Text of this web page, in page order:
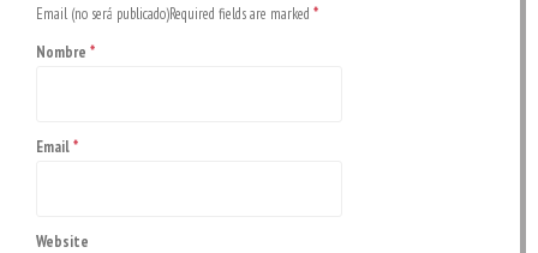
Email (no será publicado)Required fields are marked *
Nombre *
Email*
Website